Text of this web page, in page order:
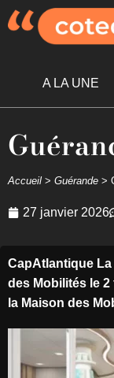
A LA UNE
Accueil > Guérande >
27 janvier 2026
CapAtlantique
des Mobilités le
la Maison des